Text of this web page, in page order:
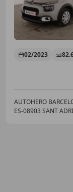
02/2023
AUTOHERO
ES-08903 SANT